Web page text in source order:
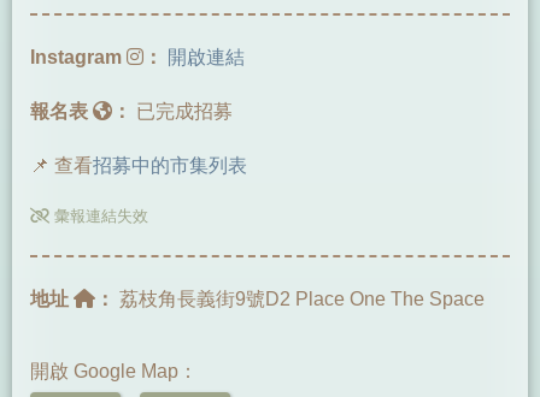
Instagram ： 開啟連結
報名表 ： 已完成招募
📌 查看招募中的市集列表
彙報連結失效
地址 ： 荔枝角長義街9號D2 Place One The Space
開啟 Google Map：